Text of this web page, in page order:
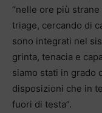
“nelle ore più
triage, cercando di
sono integrati nel
grinta, tenacia e
siamo stati in grado
disposizioni che in
fuori di testa”.